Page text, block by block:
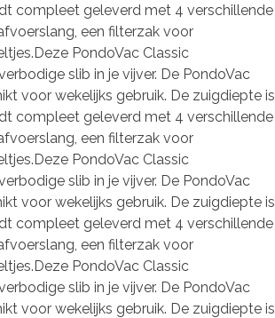
compleet geleverd met 4 verschillende
een filterzak voor
PondoVac Classic
slib in je vijver. De PondoVac
voor wekelijks gebruik. De zuigdiepte is
compleet geleverd met 4 verschillende
een filterzak voor
PondoVac Classic
slib in je vijver. De PondoVac
voor wekelijks gebruik. De zuigdiepte is
compleet geleverd met 4 verschillende
een filterzak voor
PondoVac Classic
slib in je vijver. De PondoVac
voor wekelijks gebruik. De zuigdiepte is